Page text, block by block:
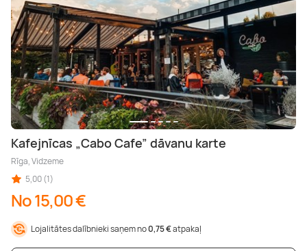
Kafejnīcas „Cabo Cafe” dāvanu karte
Rīga, Vidzeme
5,00 (1)
No 15,00 €
Lojalitātes dalībnieki saņem no0,75 €atpakaļ